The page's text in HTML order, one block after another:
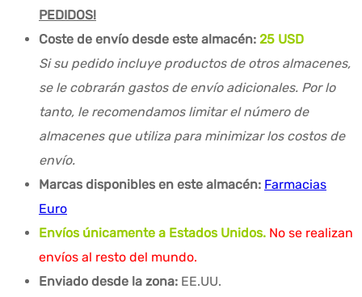
PEDIDOS!
Coste de envío desde este almacén: 25 USD
Si su pedido incluye productos de otros almacenes,
se le cobrarán gastos de envío adicionales. Por lo
tanto, le recomendamos limitar el número de
almacenes que utiliza para minimizar los costos de
envío.
Marcas disponibles en este almacén: Farmacias
Euro
Envíos únicamente a Estados Unidos. No se realizan
envíos al resto del mundo.
Enviado desde la zona: EE.UU.